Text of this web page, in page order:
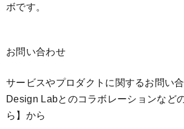
ボです。
お問い合わせ
サービスやプロダクトに関するお問い
Design Labとのコラボレーションなど
ら】 から